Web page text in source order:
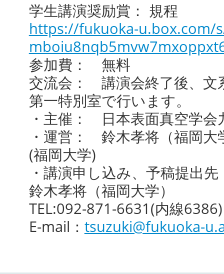
学生講演奨励賞： 規程
https://fukuoka-u.box.com/
参加費： 無料
交流会： 講演会終了後、文
第一特別室で行います。
・主催： 日本表面真空学会
・運営： 鈴木孝将（福岡
(福岡大学)
・講演申し込み、予稿提出先
鈴木孝将（福岡大学）
TEL:092-871-6631(内線6386)
E-mail： tsuzuki@fukuoka-